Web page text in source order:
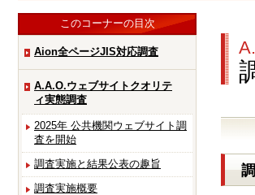
このコーナーの目次
Aion全ページJIS対応調査
A.A.O.ウェブサイトクオリテ
ィ実態調査
2025年 公共機関ウェブサイト調
査を開始
調査実施と結果公表の趣旨
調査実施概要